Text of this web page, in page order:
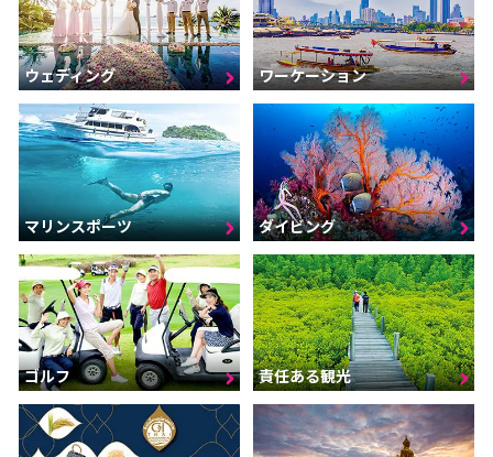
ウェディング ワーケーション
マリンスポーツ ダイビング
ゴルフ 責任ある観光